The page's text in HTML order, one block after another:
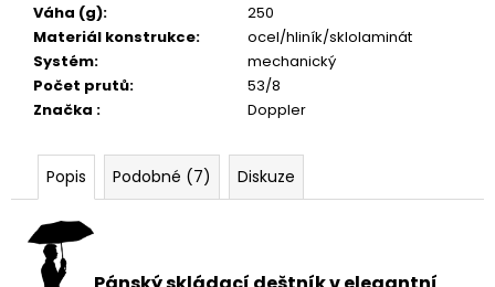
Váha (g):
250
Materiál konstrukce:
ocel/hliník/sklolaminát
Systém:
mechanický
Počet prutů:
53/8
Značka : Doppler
Popis Podobné (7) Diskuze